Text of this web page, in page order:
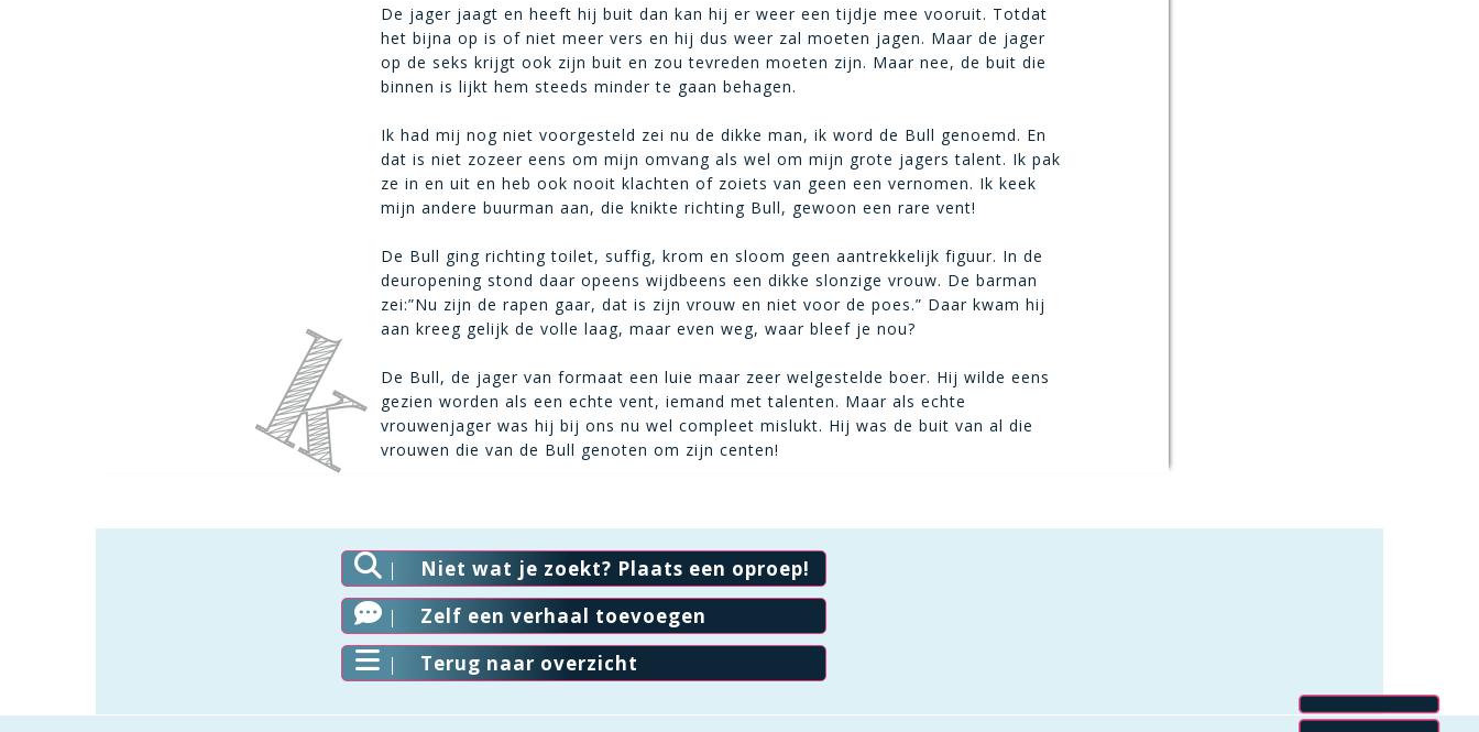
De jager jaagt en heeft hij buit dan kan hij er weer een tijdje mee vooruit. Totdat
het bijna op is of niet meer vers en hij dus weer zal moeten jagen. Maar de jager
op de seks krijgt ook zijn buit en zou tevreden moeten zijn. Maar nee, de buit die
binnen is lijkt hem steeds minder te gaan behagen.
Ik had mij nog niet voorgesteld zei nu de dikke man, ik word de Bull genoemd. En
dat is niet zozeer eens om mijn omvang als wel om mijn grote jagers talent. Ik pak
ze in en uit en heb ook nooit klachten of zoiets van geen een vernomen. Ik keek
mijn andere buurman aan, die knikte richting Bull, gewoon een rare vent!
De Bull ging richting toilet, suffig, krom en sloom geen aantrekkelijk figuur. In de
deuropening stond daar opeens wijdbeens een dikke slonzige vrouw. De barman
zei:”Nu zijn de rapen gaar, dat is zijn vrouw en niet voor de poes.” Daar kwam hij
aan kreeg gelijk de volle laag, maar even weg, waar bleef je nou?
De Bull, de jager van formaat een luie maar zeer welgestelde boer. Hij wilde eens
gezien worden als een echte vent, iemand met talenten. Maar als echte
vrouwenjager was hij bij ons nu wel compleet mislukt. Hij was de buit van al die
vrouwen die van de Bull genoten om zijn centen!
Niet wat je zoekt? Plaats een oproep!
Zelf een verhaal toevoegen
Terug naar overzicht